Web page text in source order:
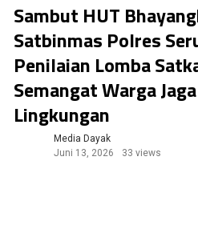
Sambut HUT
Satbinmas Polres
Penilaian Lomba
Semangat Warga
Lingkungan
Media Dayak
Juni 13, 2026
33 views